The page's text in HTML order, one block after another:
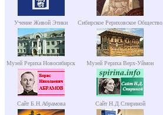
Учение Живой Этики Сибирское Рериховское Общество
Музей Рериха Новосибирск Музей Рериха Верх-Уймон
Сайт Б.Н.Абрамова Сайт Н.Д.Спириной